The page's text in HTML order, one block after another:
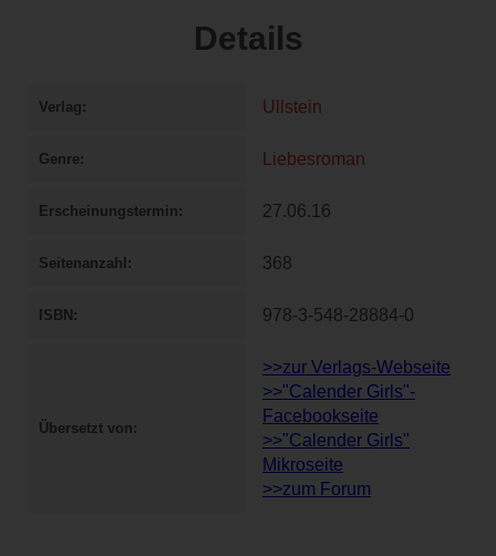
Details
Verlag Ullstein
Genre Liebesroman
Erscheinungstermin 27.06.16
Seitenanzahl 368
ISBN 978-3-548-28884-0
Übersetzt von
>>zur Verlags-Webseite
>>"Calender Girls"-
Facebookseite
>>"Calender Girls"
Mikroseite
>>zum Forum